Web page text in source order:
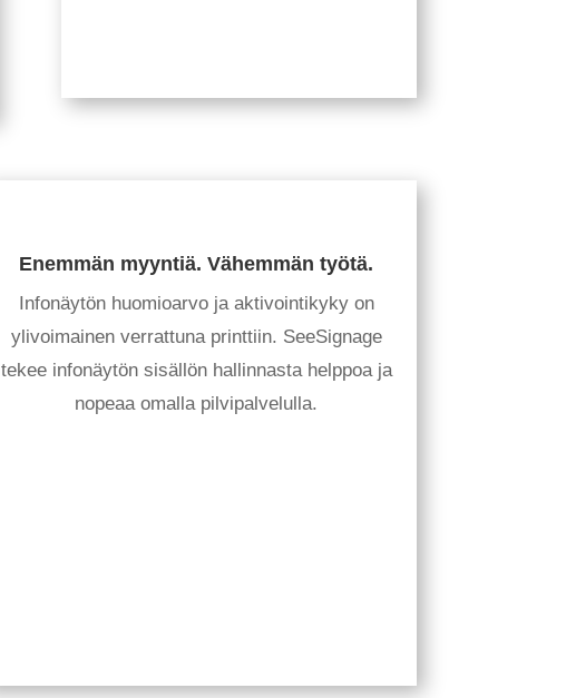
Enemmän myyntiä. Vähemmän työtä.
Infonäytön huomioarvo ja aktivointikyky on
ylivoimainen verrattuna printtiin. SeeSignage
tekee infonäytön sisällön hallinnasta helppoa ja
nopeaa omalla pilvipalvelulla.